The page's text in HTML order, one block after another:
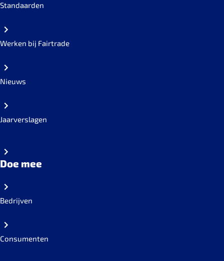
Standaarden
Werken bij Fairtrade
Nieuws
Jaarverslagen
Doe mee
Bedrijven
Consumenten